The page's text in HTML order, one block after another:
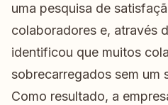
uma pesquisa de
colaboradores e, através
identificou que muitos
sobrecarregados sem um
Como resultado, a